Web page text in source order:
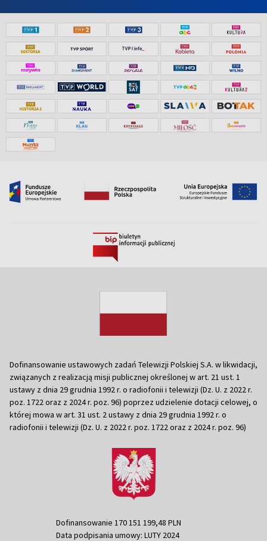
Dofinansowanie ustawowych zadań Telewizji Polskiej S.A. w likwidacji,
związanych z realizacją misji publicznej określonej w art. 21 ust. 1
ustawy z dnia 29 grudnia 1992 r. o radiofonii i telewizji (Dz. U. z 2022 r.
poz. 1722 oraz z 2024 r. poz. 96) poprzez udzielenie dotacji celowej, o
której mowa w art. 31 ust. 2 ustawy z dnia 29 grudnia 1992 r. o
radiofonii i telewizji (Dz. U. z 2022 r. poz. 1722 oraz z 2024 r. poz. 96)
Dofinansowanie 170 151 199,48 PLN
Data podpisania umowy: LUTY 2024